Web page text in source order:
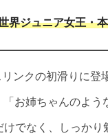
界ジュニア女王・
ンクの初滑りに登
「お姉ちゃんのよ
けでなく、しっか